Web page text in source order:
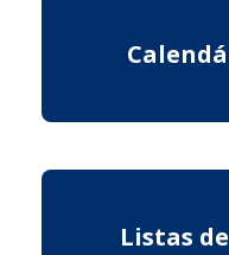
Listas